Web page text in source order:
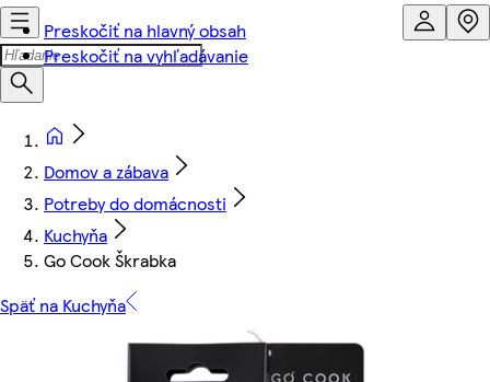
Preskočiť na hlavný obsah
Preskočiť na vyhľadávanie
Domov a zábava
Potreby do domácnosti
Kuchyňa
Go Cook Škrabka
Späť na Kuchyňa